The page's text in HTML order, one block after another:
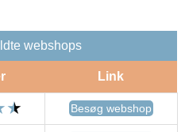
webshops
Link
Besøg webshop